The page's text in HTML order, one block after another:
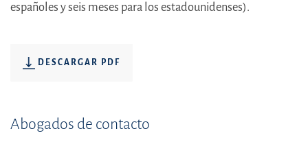
españoles y seis meses para los estadounidenses).
DESCARGAR PDF
Abogados de contacto